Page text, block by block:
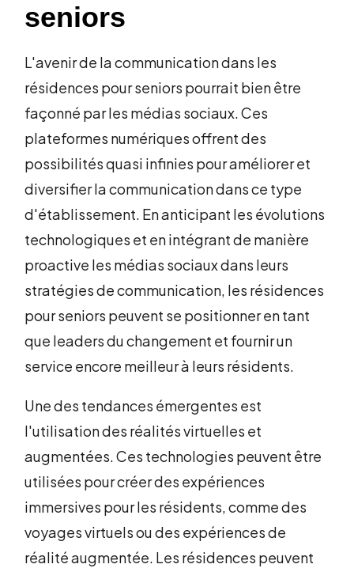
seniors
L'avenir de la communication dans les
résidences pour seniors pourrait bien être
façonné par les médias sociaux. Ces
plateformes numériques offrent des
possibilités quasi infinies pour améliorer et
diversifier la communication dans ce type
d'établissement. En anticipant les évolutions
technologiques et en intégrant de manière
proactive les médias sociaux dans leurs
stratégies de communication, les résidences
pour seniors peuvent se positionner en tant
que leaders du changement et fournir un
service encore meilleur à leurs résidents.
Une des tendances émergentes est
l'utilisation des réalités virtuelles et
augmentées. Ces technologies peuvent être
utilisées pour créer des expériences
immersives pour les résidents, comme des
voyages virtuels ou des expériences de
réalité augmentée. Les résidences peuvent